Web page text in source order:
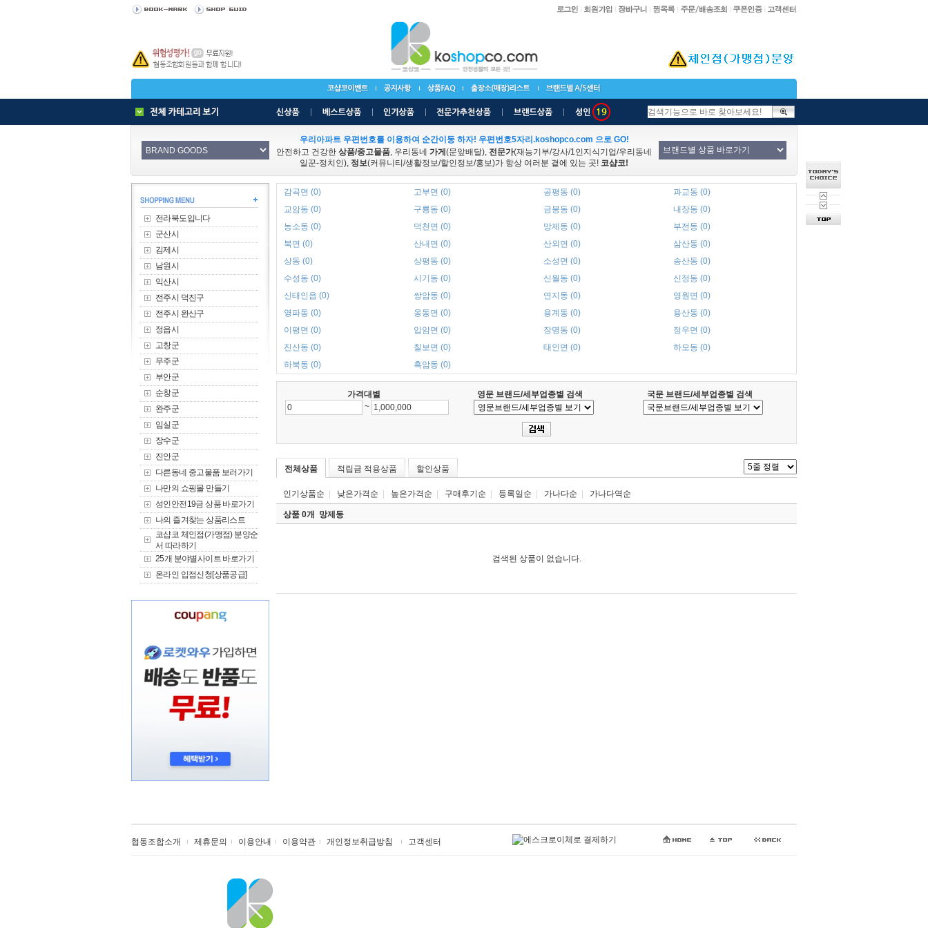
우리아파트 우편번호를 이용하여 순간이동 하자! 우편번호5자리.koshopco.com 으로 GO!
안전하고 건강한 상품/중고물품, 우리동네 가게 (문앞배달), 전문가(재능기부/강사/1인지식기업/우리동네
일꾼-정치인), 정보(커뮤니티/생활정보/할인정보/홍보)가 항상 여러분 곁에 있는 곳! 코샵코!
전라북도입니다
군산시
김제시
남원시
익산시
전주시 덕진구
전주시 완산구
정읍시
고창군
무주군
부안군
순창군
완주군
임실군
장수군
진안군
다른동네 중고물품 보러가기
나만의 쇼핑몰 만들기
성인안전19금 상품 바로가기
나의 즐겨찾는 상품리스트
코샵코 체인점(가맹점) 분양순
서 따라하기
25개 분야별사이트 바로가기
온라인 입점신청[상품공급]
감곡면 (0) 고부면 (0) 공평동 (0)
과교동 (0)
교암동 (0)
구룡동 (0) 금붕동 (0)
내장동 (0)
농소동 (0)
덕천면 (0) 망제동 (0)
부전동 (0)
북면 (0)
산내면 (0) 산외면 (0)
삼산동 (0)
상동 (0)
상평동 (0) 소성면 (0)
송산동 (0)
수성동 (0)
시기동 (0) 신월동 (0)
신정동 (0)
신태인읍 (0)
쌍암동 (0) 연지동 (0)
영원면 (0)
영파동 (0)
옹동면 (0) 용계동 (0)
용산동 (0)
이평면 (0)
입암면 (0) 장명동 (0)
정우면 (0)
진산동 (0)
칠보면 (0) 태인면 (0)
하모동 (0)
하북동 (0)
흑암동 (0)
가격대별 영문 브랜드/세부업종별 검색
국문 브랜드/세부업종별 검색
~
전체상품 적립금 적용상품 할인상품
인기상품순 낮은가격순 높은가격순 구매후기순 등록일순 가나다순 가나다역순
상품 0개 망제동
검색된 상품이 없습니다.
협동조합소개 제휴문의 이용안내 이용약관 개인정보취급방침 고객센터